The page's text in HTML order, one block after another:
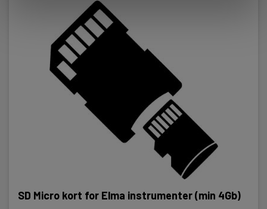
SD Micro kort for Elma instrumenter (min 4Gb)